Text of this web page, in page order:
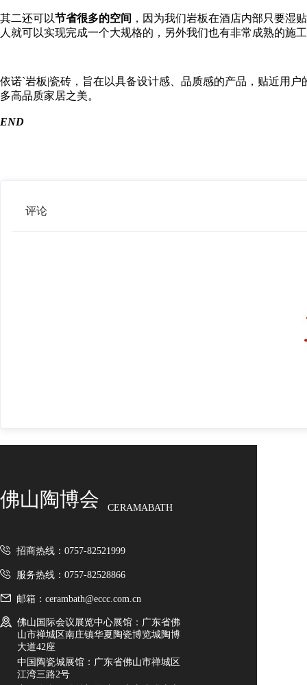
其二还可以节省很多的空间 ，因为我们岩板在酒店内部只要湿
人就可以实现完成一个大规格的，另外我们也有非常成熟的施
依诺ˋ岩板|瓷砖，旨在以具备设计感、品质感的产品，贴近用
多高品质家居之美。
END
评论
佛山陶博会 CERAMABATH
招商热线：0757-82521999
服务热线：0757-82528866
邮箱：cerambath@eccc.com.cn
佛山国际会议展览中心展馆：广东省佛
山市禅城区南庄镇华夏陶瓷博览城陶博
大道42座
中国陶瓷城展馆：广东省佛山市禅城区
江湾三路2号